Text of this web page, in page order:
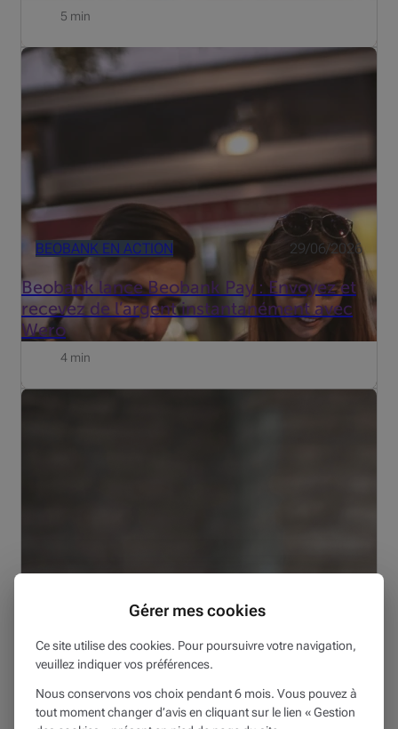
5 min
BEOBANK EN ACTION 29/06/2026
Beobank lance Beobank Pay : Envoyez et
recevez de l’argent instantanément avec
Wero
Partager l’addition d’un restaurant, rembourser un ami
après un week-end ou envoyer de l’argent à un proche n’a
jamais été aussi simple.
4 min
Marchés financiers : aperçu de la situation
Mise à jour du 19 juni 2026
3 min
Gérer mes cookies
Ce site utilise des cookies. Pour poursuivre votre navigation,
veuillez indiquer vos préférences.
Nous conservons vos choix pendant 6 mois. Vous pouvez à
tout moment changer d’avis en cliquant sur le lien « Gestion